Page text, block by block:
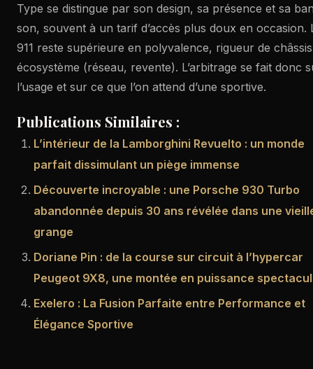
Type se distingue par son design, sa présence et sa
son, souvent à un tarif d’accès plus doux en occasion.
911 reste supérieure en polyvalence, rigueur de
écosystème (réseau, revente). L’arbitrage se fait donc
l’usage et sur ce que l’on attend d’une sportive.
Publications Similaires :
L’intérieur de la Lamborghini Revuelto : un monde
parfait dissimulant un piège immense
Découverte incroyable : une Porsche 930 Turbo
abandonnée depuis 30 ans révélée dans une
grange
Doriane Pin : de la course sur circuit à l’hypercar
Peugeot 9X8, une montée en puissance
Exelero : La Fusion Parfaite entre Performance et
Élégance Sportive